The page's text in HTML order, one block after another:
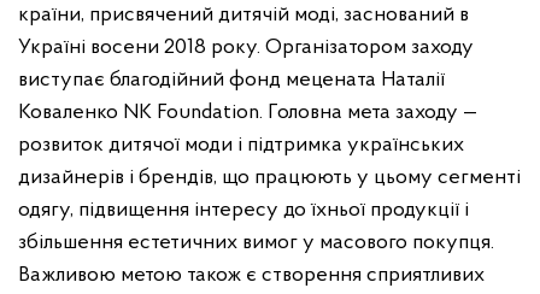
країни, присвячений дитячій моді, заснований в
Україні восени 2018 року. Організатором заходу
виступає благодійний фонд мецената Наталії
Коваленко NK Foundation. Головна мета заходу —
розвиток дитячої моди і підтримка українських
дизайнерів і брендів, що працюють у цьому сегменті
одягу, підвищення інтересу до їхньої продукції і
збільшення естетичних вимог у масового покупця.
Важливою метою також є створення сприятливих